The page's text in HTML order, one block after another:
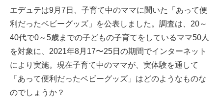
エデュテは9月7日、子育て中のママに聞いた「あって便
利だったベビーグッズ」を公表しました。調査は、20～
40代で0～5歳までの子どもの子育てをしているママ50人
を対象に、2021年8月17〜25日の期間でインターネット
により実施。現在子育て中のママが、実体験を通して
「あって便利だったベビーグッズ」はどのようなものな
のでしょうか？